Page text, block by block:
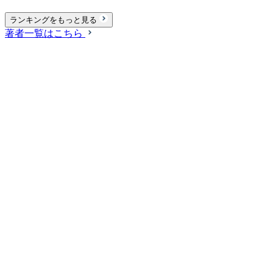
ランキングをもっと見る
著者一覧はこちら